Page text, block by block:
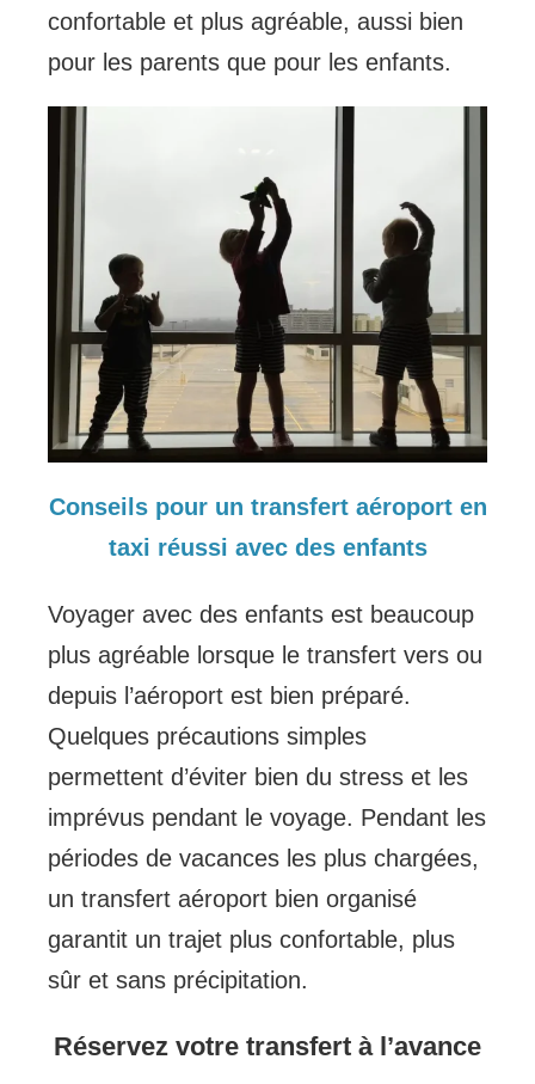
confortable et plus agréable, aussi bien
pour les parents que pour les enfants.
Conseils pour un transfert aéroport en
taxi réussi avec des enfants
Voyager avec des enfants est beaucoup
plus agréable lorsque le transfert vers ou
depuis l’aéroport est bien préparé.
Quelques précautions simples
permettent d’éviter bien du stress et les
imprévus pendant le voyage. Pendant les
périodes de vacances les plus chargées,
un transfert aéroport bien organisé
garantit un trajet plus confortable, plus
sûr et sans précipitation.
Réservez votre transfert à l’avance